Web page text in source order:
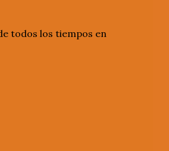
todos los tiempos en